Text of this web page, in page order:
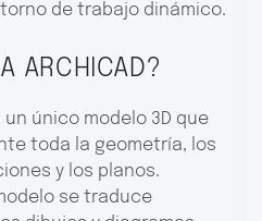
de trabajo dinámico.
ARCHICAD?
único modelo 3D que
toda la geometría, los
y los planos.
se traduce